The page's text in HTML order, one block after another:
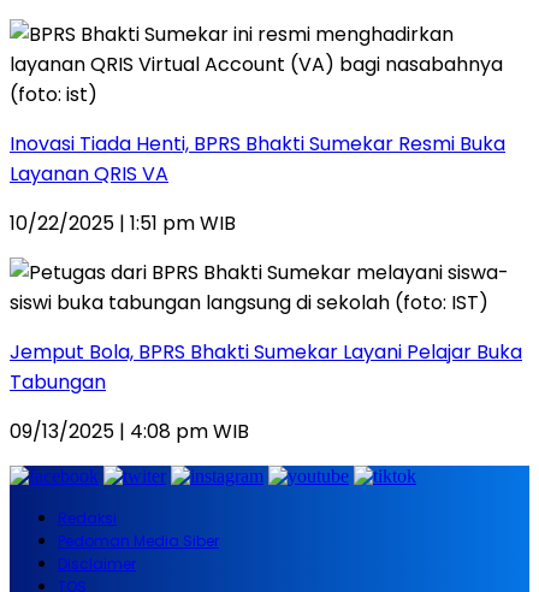
Inovasi Tiada Henti, BPRS Bhakti Sumekar Resmi Buka
Layanan QRIS VA
10/22/2025 | 1:51 pm WIB
Jemput Bola, BPRS Bhakti Sumekar Layani Pelajar Buka
Tabungan
09/13/2025 | 4:08 pm WIB
Redaksi
Pedoman Media Siber
Disclaimer
TOS